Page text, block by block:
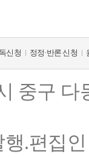
신청 정정·반론 신청
중구
.편집